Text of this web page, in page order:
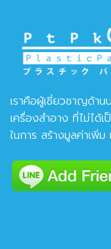
เราคือผู้เชี่ยวชาญด้า
เครื่องสำอาง ที่ไม่ได้
ในการ สร้างมูลค่าเพิ่ม